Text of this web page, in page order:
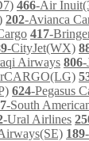
466-Air
202-Avianca
417-
-CityJet(WX)
Airways 806-
624-Pegasus
-South
-Ural Airlines
189